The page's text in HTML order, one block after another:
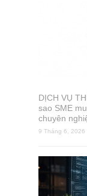
DỊCH VỤ
sao SME
chuyên
9 Tháng 6, 2026